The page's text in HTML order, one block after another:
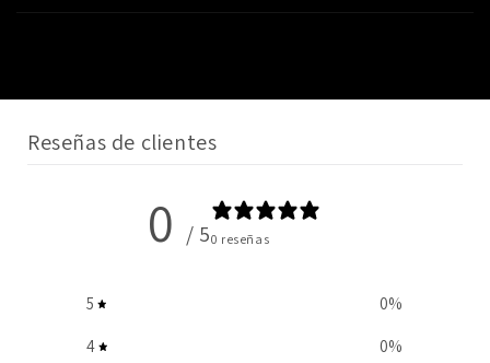
Reseñas de clientes
0 / 50 reseñas
5 0%
4 0%